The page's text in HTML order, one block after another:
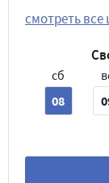
смотреть все
сб
08